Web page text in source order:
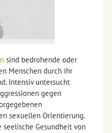
sind bedrohende oder
Menschen durch ihr
Intensiv untersucht
gegen
sexuellen Orientierung.
Gesundheit von